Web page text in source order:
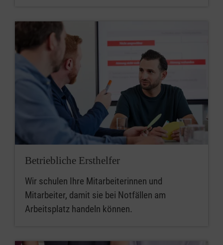
Betriebliche Ersthelfer
Wir schulen Ihre Mitarbeiterinnen und
Mitarbeiter, damit sie bei Notfällen am
Arbeitsplatz handeln können.